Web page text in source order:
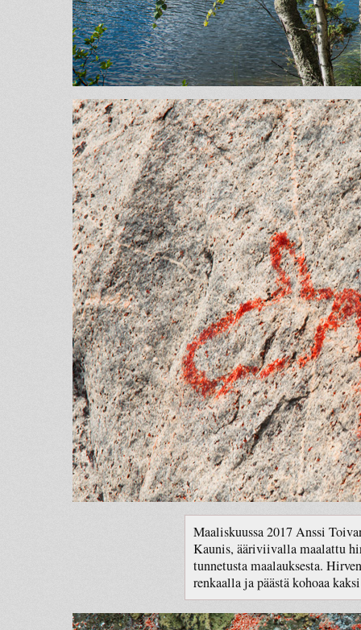
Maaliskuussa 2017 Anssi
Kaunis, ääriviivalla maalattu
tunnetusta maalauksesta.
renkaalla ja päästä kohoaa